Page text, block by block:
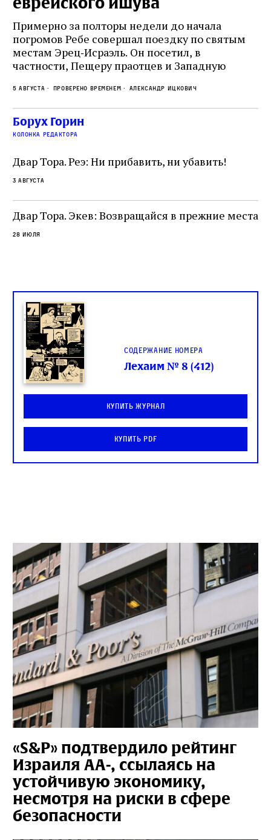
Примерно за полторы недели до начала
погромов Ребе совершал поездку по святым
местам Эрец‑Исраэль. Он посетил, в
частности, Пещеру праотцев и Западную
необычайное напряжение и сознательно
отказался приходить к Стене в Тиша бе‑Ав,
чтобы не собирать вокруг себя большое
количество хасидов и жителей города и тем
5 августа Проверено временем Александр Ицкович
Борух Горин
колонка редактора
Двар Тора. Реэ: Ни прибавить, ни убавить!
3 августа
Двар Тора. Экев: Возвращайся в прежние места
28 июля
Содержание номера
Лехаим № 8 (412)
Купить журнал
Купить PDF
«S&P» подтвердило рейтинг
Израиля AA-, ссылаясь на
устойчивую экономику,
несмотря на риски в сфере
безопасности